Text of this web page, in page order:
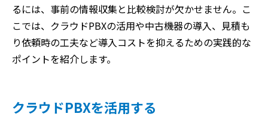
るには、事前の情報収集と比較検討が欠かせません。こ
こでは、クラウドPBXの活用や中古機器の導入、見積も
り依頼時の工夫など導入コストを抑えるための実践的な
ポイントを紹介します。
クラウドPBXを活用する